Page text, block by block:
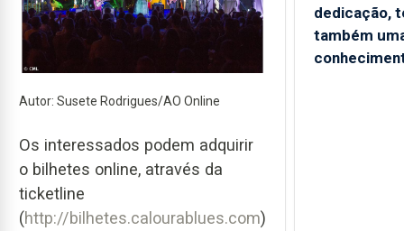
Autor: Susete Rodrigues/AO Online
Os interessados podem adquirir
o bilhetes online, através da
ticketline
(http://bilhetes.calourablues.com)
dedicação,
também